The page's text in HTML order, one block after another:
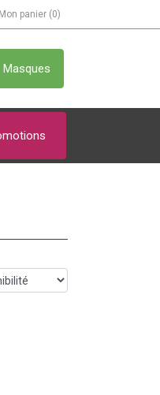
Mon panier (0)
Masques